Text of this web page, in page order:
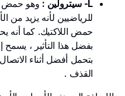
L- سيترولين :
وهو حمض
للرياضيين لأنه يزيد من
حمض اللاكتيك. كما أنه
بتحمل أفضل أثناء
القذف .